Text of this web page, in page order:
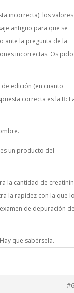
incorrecta): los valores
antiguo para que se
ante la pregunta de la
incorrectas. Os pido
edición (en cuanto
correcta es la B: La
un producto del
la cantidad de
la rapidez con la que
de depuración de
que sabérsela.